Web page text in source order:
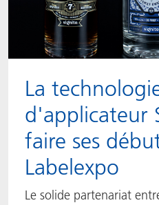
La
d'applicateur
faire ses
Labelexpo
Le solide partenariat